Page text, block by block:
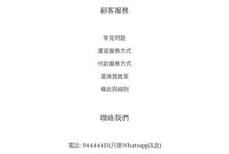
顧客服務
常見問題
運送服務方式
付款服務方式
退換貨政策
條款與細則
聯絡我們
電話: 94444413(只限Whatsapp訊息)